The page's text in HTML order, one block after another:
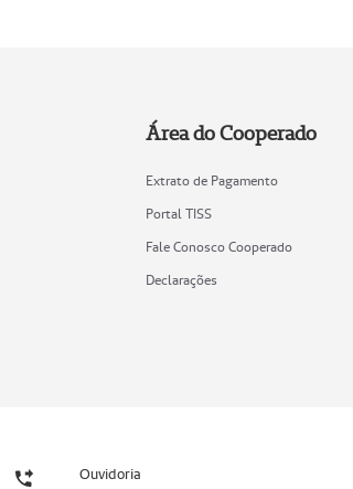
Área do Cooperado
Extrato de Pagamento
Portal TISS
Fale Conosco Cooperado
Declarações
Ouvidoria